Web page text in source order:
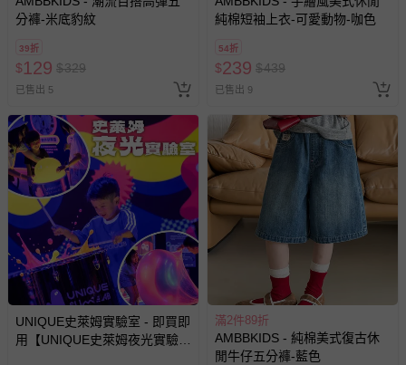
分褲-米底豹紋
39折
$129 $329
已售出 5
純棉短袖上衣-可愛動物-咖色
54折
$239 $439
已售出 9
UNIQUE史萊姆實驗室 - 即買即
用【UNIQUE史萊姆夜光實驗室
滿2件89折
AMBBKIDS - 純棉美式復古休
閒牛仔五分褲-藍色